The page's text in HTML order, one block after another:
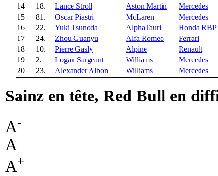
14
18. Lance Stroll Aston Martin
Mercedes
15
81. Oscar Piastri McLaren
Mercedes
16
22. Yuki Tsunoda AlphaTauri
Honda
17
24. Zhou Guanyu Alfa Romeo
Ferrari
18
10. Pierre Gasly Alpine
Renault
19
2. Logan Sargeant Williams
Mercedes
20
23. Alexander Albon Williams Mercedes
Sainz en tête, Red Bull en
A-
A
A+